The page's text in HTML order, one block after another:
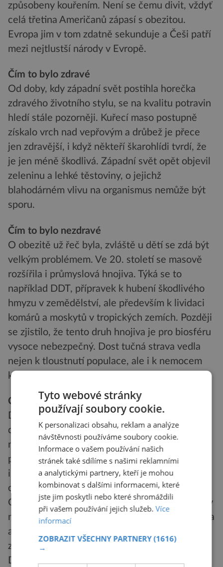
způsobeny kouřením. Není se čemu divit, vždyť
celá třetina Američanů zápasí s obezitou.
Evropa jim v tom zdatně sekunduje a Češi patří
mezi nejtlustší národy v Evropě.
Čím to bylo zdravé
Od doby, kdy západní svět postihla horečka
zdravého životního stylu, se na kvalitu potravin
hledí stále pozorněji. Kuřecí maso postupně
získalo vrch nad vepřovým a drůbež je přece
jen zdravější, i když někteří škarohlídi tvrdí, že
je jen méně škodlivá. Západní svět opět objevil
zeleninu a lehké těstoviny, o jejichž
blahodárném vlivu na organismus nemůže být
sporu.
Čím to bylo nezdravé
O obezitě už řeč byla, zvláště u dětí se zdá být
velkým problémem. Ve 20. století se masově
rozšířila i průmyslová hnojiva. Týká se to
například DDT, přípravek k hubení škodlivého
hmyzu v zemědělství, ale především k lividaci
komárů a moskytů v tropických zemích. Později
se zjistilo, že tento druh hnojiva je pro biosféru
vysoce nebezpečný. Dost tučná strava vedla
nejen k tloustnutí populace, ale i k nemocem
kardiovaskulárního systému.
Co je DDT?
DDT je zkratka sloučeniny
dichlordifenyltricholrethan, jednoho z
nejstarších a nejznámějších insekticidů. Byl
poprvé syntetizován již v roce 1874. Jeho
insekticidní účinky však objevil až švýcarský
chemik Paul Hermann Müller v roce 1939.
Od druhé světové války byl DDT byl používán v
masovém měřítku hlavně v zemědělství. Výroba
a používání DDT je dnes zakázáno ve většině
zemí, ale v řadě afrických a asijských zemí se
DDT stále používá.
Tyto webové stránky
používají soubory cookie.
K personalizaci obsahu, reklam a analýze
návštěvnosti používáme soubory cookie.
Informace o vašem používání našich
stránek také sdílíme s našimi reklamními
a analytickými partnery, kteří je mohou
kombinovat s dalšími informacemi, které
jste jim poskytli nebo které shromáždili
při vašem používání jejich služeb.Více
informací
ZOBRAZIT VŠECHNY PARTNERY(1616)
→